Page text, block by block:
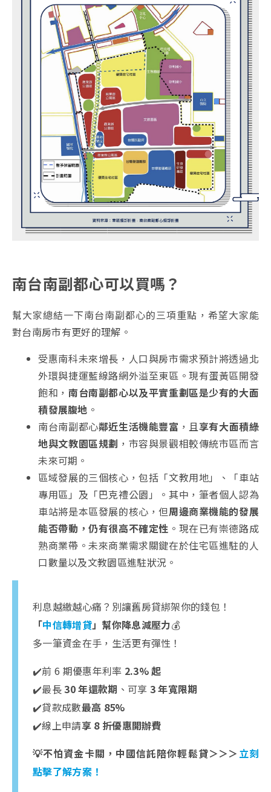
南台南副都心可以買嗎？
幫大家總結一下南台南副都心的三項重點，希望大家能
對台南房市有更好的理解。
受惠南科未來增長，人口與房市需求預計將透過北
外環與捷運藍線路網外溢至東區。現有蛋黃區開發
飽和， 南台南副都心以及平實重劃區是少有的大面
積發展腹地 。
南台南副都心鄰近生活機能豐富 ，且享有大面積綠
地與文教園區規劃 ，市容與景觀相較傳統市區而言
未來可期。
區域發展的三個核心，包括「文教用地」、「車站
專用區」及「巴克禮公園」。其中，筆者個人認為
車站將是本區發展的核心，但周邊商業機能的發展
能否帶動，仍有很高不確定性 。現在已有崇德路成
熟商業帶。未來商業需求關鍵在於住宅區進駐的人
口數量以及文教園區進駐狀況。
利息越繳越心痛？別讓舊房貸綁架你的錢包！
「中信轉增貸」幫你降息減壓力💰
多一筆資金在手，生活更有彈性！
✔️前 6 期優惠年利率 2.3% 起
✔️最長30 年還款期 、可享 3 年寬限期
✔️貸款成數最高 85%
✔️線上申請享 8 折優惠開辦費
💡不怕資金卡關，中國信託陪你輕鬆貸＞＞＞ 立刻
點擊了解方案！